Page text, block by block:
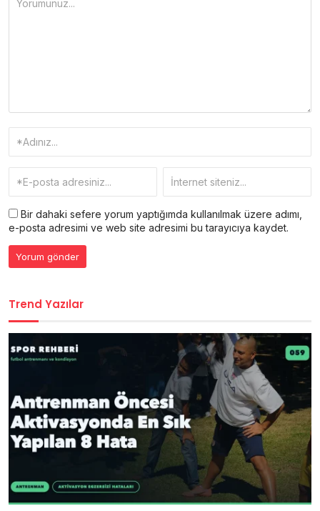
Bir dahaki sefere yorum yaptığımda kullanılmak üzere adımı,
e-posta adresimi ve web site adresimi bu tarayıcıya kaydet.
Trend Yazılar